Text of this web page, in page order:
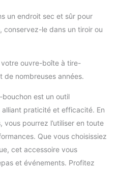
un endroit sec et sûr pour
conservez-le dans un tiroir ou
votre ouvre-boîte à tire-
de nombreuses années.
bouchon est un outil
praticité et efficacité. En
pourrez l’utiliser en toute
Que vous choisissiez
cet accessoire vous
et événements. Profitez